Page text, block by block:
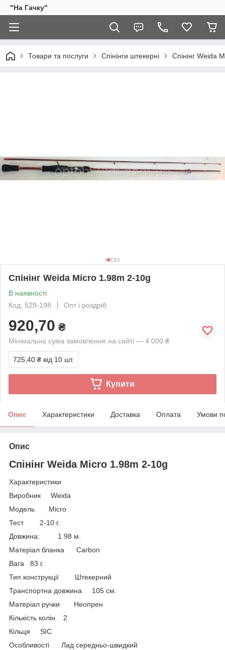
"На Гачку"
Товари та послуги Спінінги штекерні Спінінг Weida
Спінінг Weida Micro 1.98m 2-10g
В наявності
Код: 529-198
Опт і роздріб
920,70 ₴
Мінімальна сума замовлення на сайті — 4 000 ₴
725,40 ₴ від 10 шт.
Купити
Опис Характеристики Доставка Оплата Умови
Опис
Спінінг Weida Micro 1.98m 2-10g
Характеристики
Виробник Weida
Модель Micro
Тест 2-10 г.
Довжина: 1.98 м.
Матеріал бланка Carbon
Вага 83 г.
Тип конструкції Штекерний
Транспортна довжина 105 см.
Матеріал ручки Неопрен
Кількість колін 2
Кільця SIC
Особливості Лад середньо-швидкий